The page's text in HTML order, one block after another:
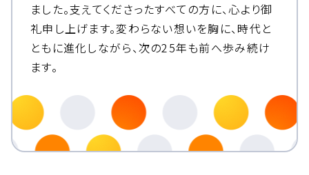
ました。支えてくださったすべての方に、心より御
礼申し上げます。変わらない想いを胸に、時代と
ともに進化しながら、次の25年も前へ歩み続け
ます。